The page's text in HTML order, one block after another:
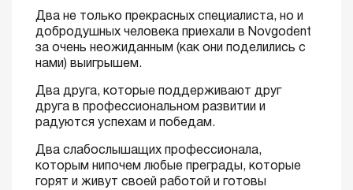
Два не только прекрасных специалиста, но и
добродушных человека приехали в Novgodent
за очень неожиданным (как они поделились с
нами) выигрышем.
Два друга, которые поддерживают друг
друга в профессиональном развитии и
радуются успехам и победам.
Два слабослышащих профессионала,
которым нипочем любые преграды, которые
горят и живут своей работой и готовы